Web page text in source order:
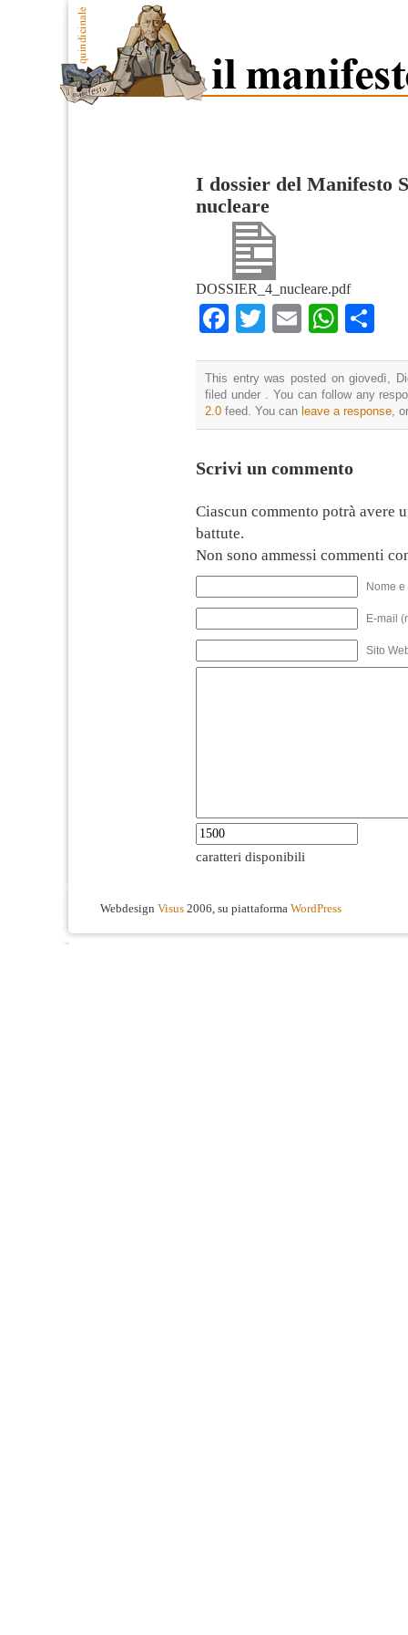
I dossier del Manifesto
nucleare
DOSSIER_4_nucleare.pdf
Facebook
TwitterEmail
This entry was posted on giovedì,
filed under . You can follow any
2.0 feed. You can leave a response,
Scrivi un commento
Ciascun commento potrà avere
battute.
Non sono ammessi commenti
Nome
E-mail
Sito
caratteri disponibili
Webdesign Visus 2006, su piattaforma WordPress